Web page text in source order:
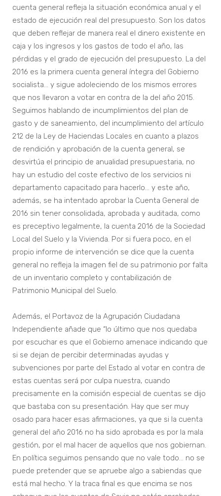
cuenta general refleja la situación económica anual y el
estado de ejecución real del presupuesto. Son los datos
que deben reflejar de manera real el dinero existente en
caja y los ingresos y los gastos de todo el año, las
pérdidas y el grado de ejecución del presupuesto. La del
2016 es la primera cuenta general íntegra del Gobierno
socialista… y sigue adoleciendo de los mismos errores
que nos llevaron a votar en contra de la del año 2015.
Seguimos hablando de incumplimientos del plan de
gasto y de saneamiento, del incumplimiento del artículo
212 de la Ley de Haciendas Locales en cuanto a plazos
de rendición y aprobación de la cuenta general, se
desvirtúa el principio de anualidad presupuestaria, no
hay un estudio del coste efectivo de los servicios ni
departamento capacitado para hacerlo… y este año,
además, se ha intentado aprobar la Cuenta General de
2016 sin tener consolidada, aprobada y auditada, como
es preceptivo legalmente, la cuenta 2016 de la Sociedad
Local del Suelo y la Vivienda. Por si fuera poco, en el
propio informe de intervención se dice que la cuenta
general no refleja la imagen fiel de su patrimonio por falta
de un inventario completo y contabilización de
Patrimonio Municipal del Suelo.
Además, el Portavoz de la Agrupación Ciudadana
Independiente añade que “lo último que nos quedaba
por escuchar es que el Gobierno amenace indicando que
si se dejan de percibir determinadas ayudas y
subvenciones por parte del Estado al votar en contra de
estas cuentas será por culpa nuestra, cuando
precisamente en la comisión especial de cuentas se dijo
que bastaba con su presentación. Hay que ser muy
osado para hacer esas afirmaciones, ya que si la cuenta
general del año 2016 no ha sido aprobada es por la mala
gestión, por el mal hacer de aquellos que nos gobiernan.
En política seguimos pensando que no vale todo… no se
puede pretender que se apruebe algo a sabiendas que
está mal hecho. Y la traca final es que encima se nos